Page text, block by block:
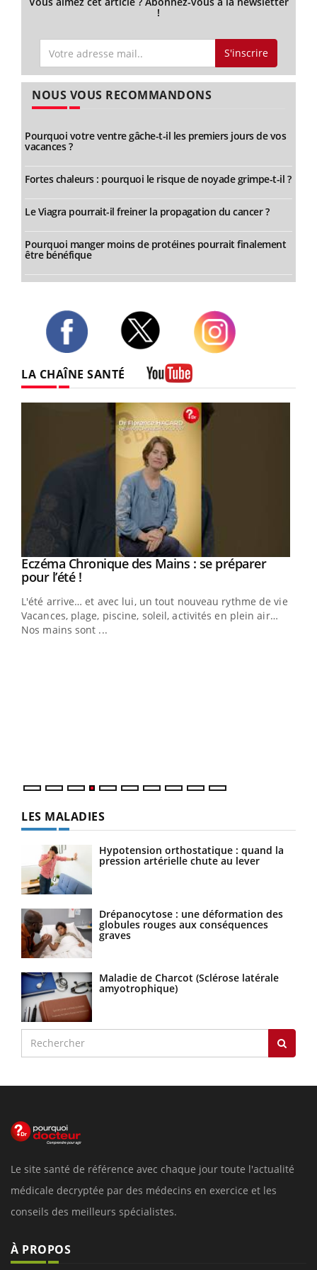
!
S'inscrire
NOUS VOUS RECOMMANDONS
Pourquoi votre ventre gâche-t-il les premiers jours de vos
vacances ?
Fortes chaleurs : pourquoi le risque de noyade grimpe-t-il ?
Le Viagra pourrait-il freiner la propagation du cancer ?
Pourquoi manger moins de protéines pourrait finalement
être bénéfique
LA CHAÎNE SANTÉ
Youtube
Eczéma Chronique des Mains : se préparer
pour l’été !Youtube
L'été arrive… et avec lui, un tout nouveau rythme de vie !
Vacances, plage, piscine, soleil, activités en plein air…
Nos mains sont ...
LES MALADIES
Hypotension orthostatique : quand la
pression artérielle chute au lever
Drépanocytose : une déformation des
globules rouges aux conséquences
graves
Maladie de Charcot (Sclérose latérale
amyotrophique)
Le site santé de référence avec chaque jour toute l'actualité
médicale decryptée par des médecins en exercice et les
conseils des meilleurs spécialistes.
À PROPOS